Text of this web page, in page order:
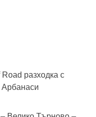
Road разходка с
Арбанаси